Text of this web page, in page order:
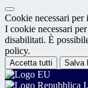
Cookie necessari
I cookie necessari
disabilitati. È
policy.
Accetta tutti Salva